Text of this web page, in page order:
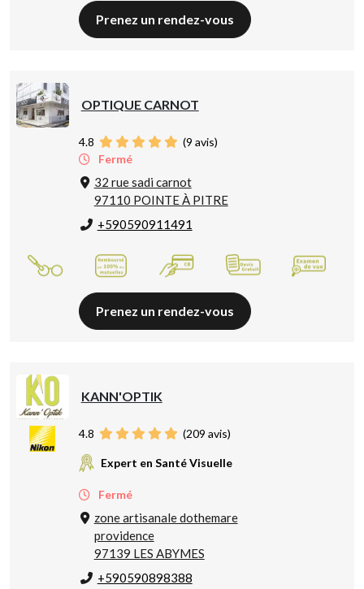
Prenez un rendez-vous
OPTIQUE CARNOT
4.8 (9 avis)
Fermé
32 rue sadi carnot
97110 POINTE À PITRE
+590590911491
Prenez un rendez-vous
KANN'OPTIK
4.8 (209 avis)
Expert en Santé Visuelle
Fermé
zone artisanale dothemare
providence
97139 LES ABYMES
+590590898388